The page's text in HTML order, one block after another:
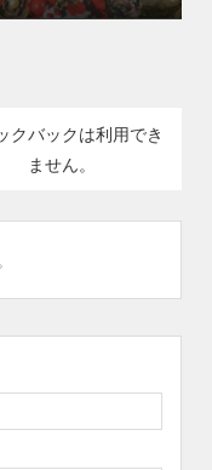
クバックは利用でき
ません。